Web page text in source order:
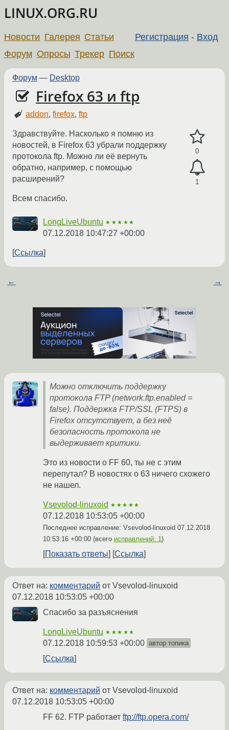
LINUX.ORG.RU
Регистрация - Вход
Новости Галерея Статьи
Форум Опросы Трекер Поиск
Форум — Desktop
Firefox 63 и ftp
addon,firefox,ftp
0
1
Здравствуйте. Насколько я помню из
новостей, в Firefox 63 убрали поддержку
протокола ftp. Можно ли её вернуть
обратно, например, с помощью
расширений?
Всем спасибо.
LongLiveUbuntu ★★★★★
07.12.2018 10:47:27 +00:00
Ссылка
← →
Можно отключить поддержку
протокола FTP (network.ftp.enabled =
false). Поддержка FTP/SSL (FTPS) в
Firefox отсутствует, а без неё
безопасность протокола не
выдерживает критики.
Это из новости о FF 60, ты не с этим
перепутал? В новостях о 63 ничего схожего
не нашел.
Vsevolod-linuxoid ★★★★★
07.12.2018 10:53:05 +00:00
Последнее исправление: Vsevolod-linuxoid 07.12.2018
10:53:16 +00:00 (всего исправлений: 1)
Показать ответы Ссылка
Ответ на: комментарий от Vsevolod-linuxoid
07.12.2018 10:53:05 +00:00
Спасибо за разъяснения
LongLiveUbuntu ★★★★★
07.12.2018 10:59:53 +00:00 автор топика
Ссылка
Ответ на: комментарий от Vsevolod-linuxoid
07.12.2018 10:53:05 +00:00
FF 62. FTP работает ftp://ftp.opera.com/